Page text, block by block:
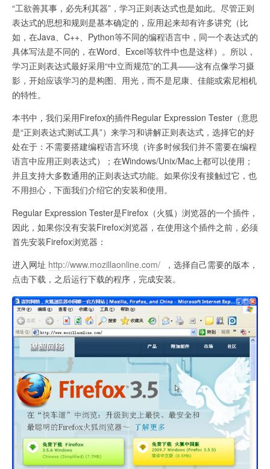
“工欲善其事，必先利其器”，学习正则表达式也是如此。尽管正则
表达式的思想和规则是基本确定的，应用起来却有许多讲究（比
如，在Java、C++、Python等不同的编程语言中，同一个表达式的
具体写法是不同的，在Word、Excel等软件中也是这样）。所以，
学习正则表达式最好采用“中立而规范”的工具——这有点像学习摄
影，开始应该学习的是构图、用光，而不是尼康、佳能或索尼相机
的特性。
本书中，我们采用Firefox的插件Regular Expression Tester（意思
是“正则表达式测试工具”）来学习和讲解正则表达式，选择它的好
处在于：不需要搭建编程语言环境（许多时候我们并不需要在编程
语言中应用正则表达式）；在Windows/Unix/Mac上都可以使用；
并且支持大多数通用的正则表达式功能。如果你没有接触过它，也
不用担心，下面我们介绍它的安装和使用。
Regular Expression Tester是Firefox（火狐）浏览器的一个插件，
因此，如果你没有安装Firefox浏览器，在使用这个插件之前，必须
首先安装Firefox浏览器：
进入网址 http://www.mozillaonline.com/
，选择自己需要的版本，
点击下载，之后运行下载的程序，完成安装。